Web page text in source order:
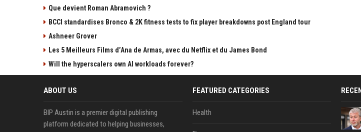
Que devient Roman Abramovich ?
BCCI standardises Bronco & 2K fitness tests to fix player breakdowns post England tour
Ashneer Grover
Les 5 Meilleurs Films d’Ana de Armas, avec du Netflix et du James Bond
Will the hyperscalers own AI workloads forever?
ABOUT US
BIP Austin is a premier digital publishing
platform dedicated to helping businesses,
FEATURED CATEGORIES
Health